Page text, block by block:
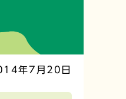
年7月20日